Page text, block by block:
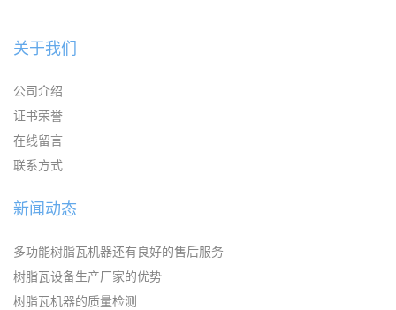
关于我们
公司介绍
证书荣誉
在线留言
联系方式
新闻动态
多功能树脂瓦机器还有良好的售后服务
树脂瓦设备生产厂家的优势
树脂瓦机器的质量检测